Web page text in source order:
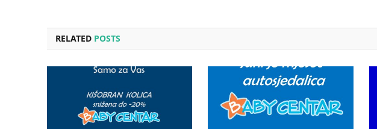
RELATED POSTS